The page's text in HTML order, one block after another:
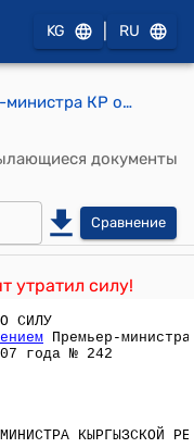
KG RU
Распоряжение Премьер-министра КР от 9 марта 2006 года № 152 (О Государственном агентстве по регистрации прав на недвижимое имущество при Правительстве Кыргызской Республики)
документы
Сравнение
утратил силу!